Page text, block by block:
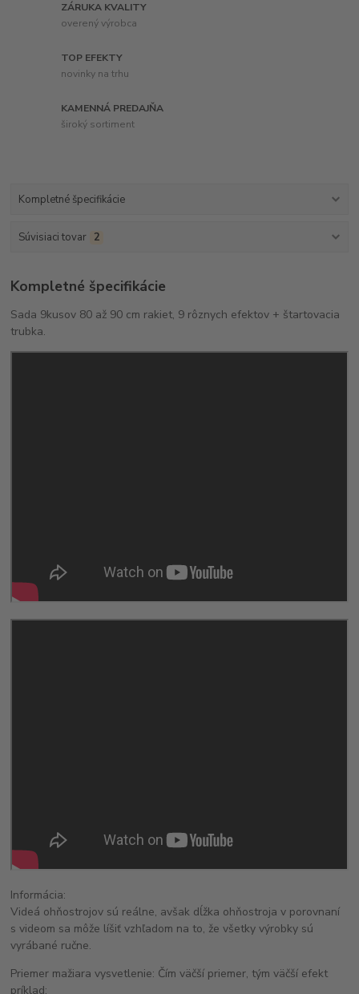
ZÁRUKA KVALITY
overený výrobca
TOP EFEKTY
novinky na trhu
KAMENNÁ PREDAJŇA
široký sortiment
Kompletné špecifikácie
Súvisiaci tovar 2
Kompletné špecifikácie
Sada 9kusov 80 až 90 cm rakiet, 9 rôznych efektov + štartovacia
trubka.
Informácia:
Videá ohňostrojov sú reálne, avšak dĺžka ohňostroja v porovnaní
s videom sa môže líšiť vzhľadom na to, že všetky výrobky sú
vyrábané ručne.
Priemer mažiara vysvetlenie: Čím väčší priemer, tým väčší efekt
príklad: